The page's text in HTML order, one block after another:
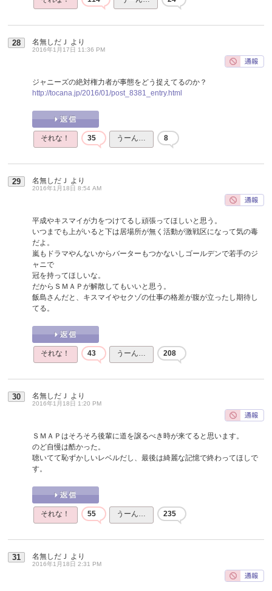
28 名無しだＪ より
2016年1月17日 11:36 PM
ジャニーズの絶対権力者が事態をどう捉えてるのか？
http://tocana.jp/2016/01/post_8381_entry.html
それな！ 35 うーん… 8
29 名無しだＪ より
2016年1月18日 8:54 AM
平成やキスマイが力をつけてるし頑張ってほしいと思う。
いつまでも上がいると下は居場所が無く活動が激戦区になって気の毒
だよ。
嵐もドラマやんないからバーターもつかないしゴールデンで若手のジ
ャニで
冠を持ってほしいな。
だからＳＭＡＰが解散してもいいと思う。
飯島さんだと、キスマイやセクゾの仕事の格差が腹が立ったし期待し
てる。
それな！ 43 うーん… 208
30 名無しだＪ より
2016年1月18日 1:20 PM
ＳＭＡＰはそろそろ後輩に道を譲るべき時が来てると思います。
のど自慢は酷かった。
聴いてて恥ずかしいレベルだし、最後は綺麗な記憶で終わってほしで
す。
それな！ 55 うーん… 235
31 名無しだＪ より
2016年1月18日 2:31 PM